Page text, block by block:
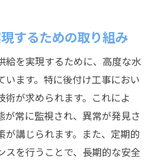
するための取り組み
給を実現するために、高度な水
います。特に後付け工事におい
術が求められます。これによ
が常に監視され、異常が発見さ
が講じられます。また、定期的
スを行うことで、長期的な安全